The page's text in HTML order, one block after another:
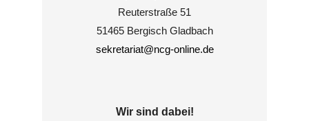
Reuterstraße 51
51465 Bergisch Gladbach
sekretariat@ncg-online.de
Wir sind dabei!